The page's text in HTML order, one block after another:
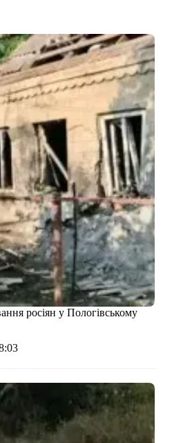
росіян у Пологівському